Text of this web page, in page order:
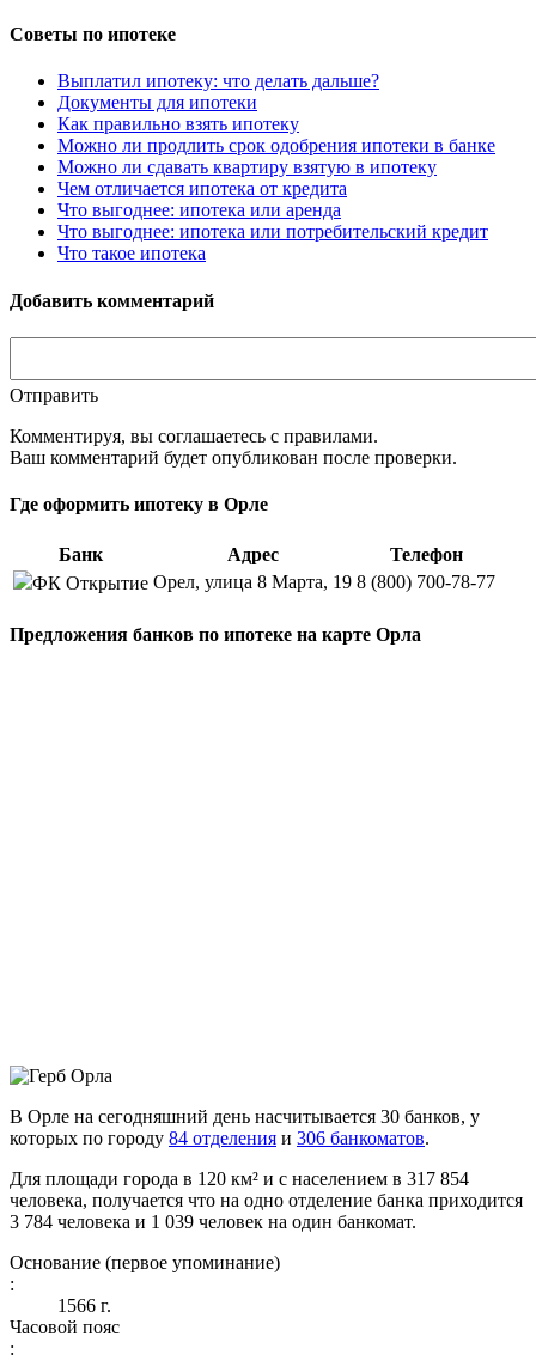
Советы по ипотеке
Выплатил ипотеку: что делать дальше?
Документы для ипотеки
Как правильно взять ипотеку
Можно ли продлить срок одобрения ипотеки в банке
Можно ли сдавать квартиру взятую в ипотеку
Чем отличается ипотека от кредита
Что выгоднее: ипотека или аренда
Что выгоднее: ипотека или потребительский кредит
Что такое ипотека
Добавить комментарий
Отправить
Комментируя, вы соглашаетесь c правилами.
Ваш комментарий будет опубликован после проверки.
Где оформить ипотеку в Орле
Банк Адрес
Телефон
ФК Открытие Орел, улица 8 Марта, 19 8 (800) 700-78-77
Предложения банков по ипотеке на карте Орла
В Орле на сегодняшний день насчитывается 30 банков, у
которых по городу 84 отделения и 306 банкоматов.
Для площади города в 120 км² и с населением в 317 854
человека, получается что на одно отделение банка приходится
3 784 человека и 1 039 человек на один банкомат.
Основание (первое упоминание)
:
1566 г.
Часовой пояс
: